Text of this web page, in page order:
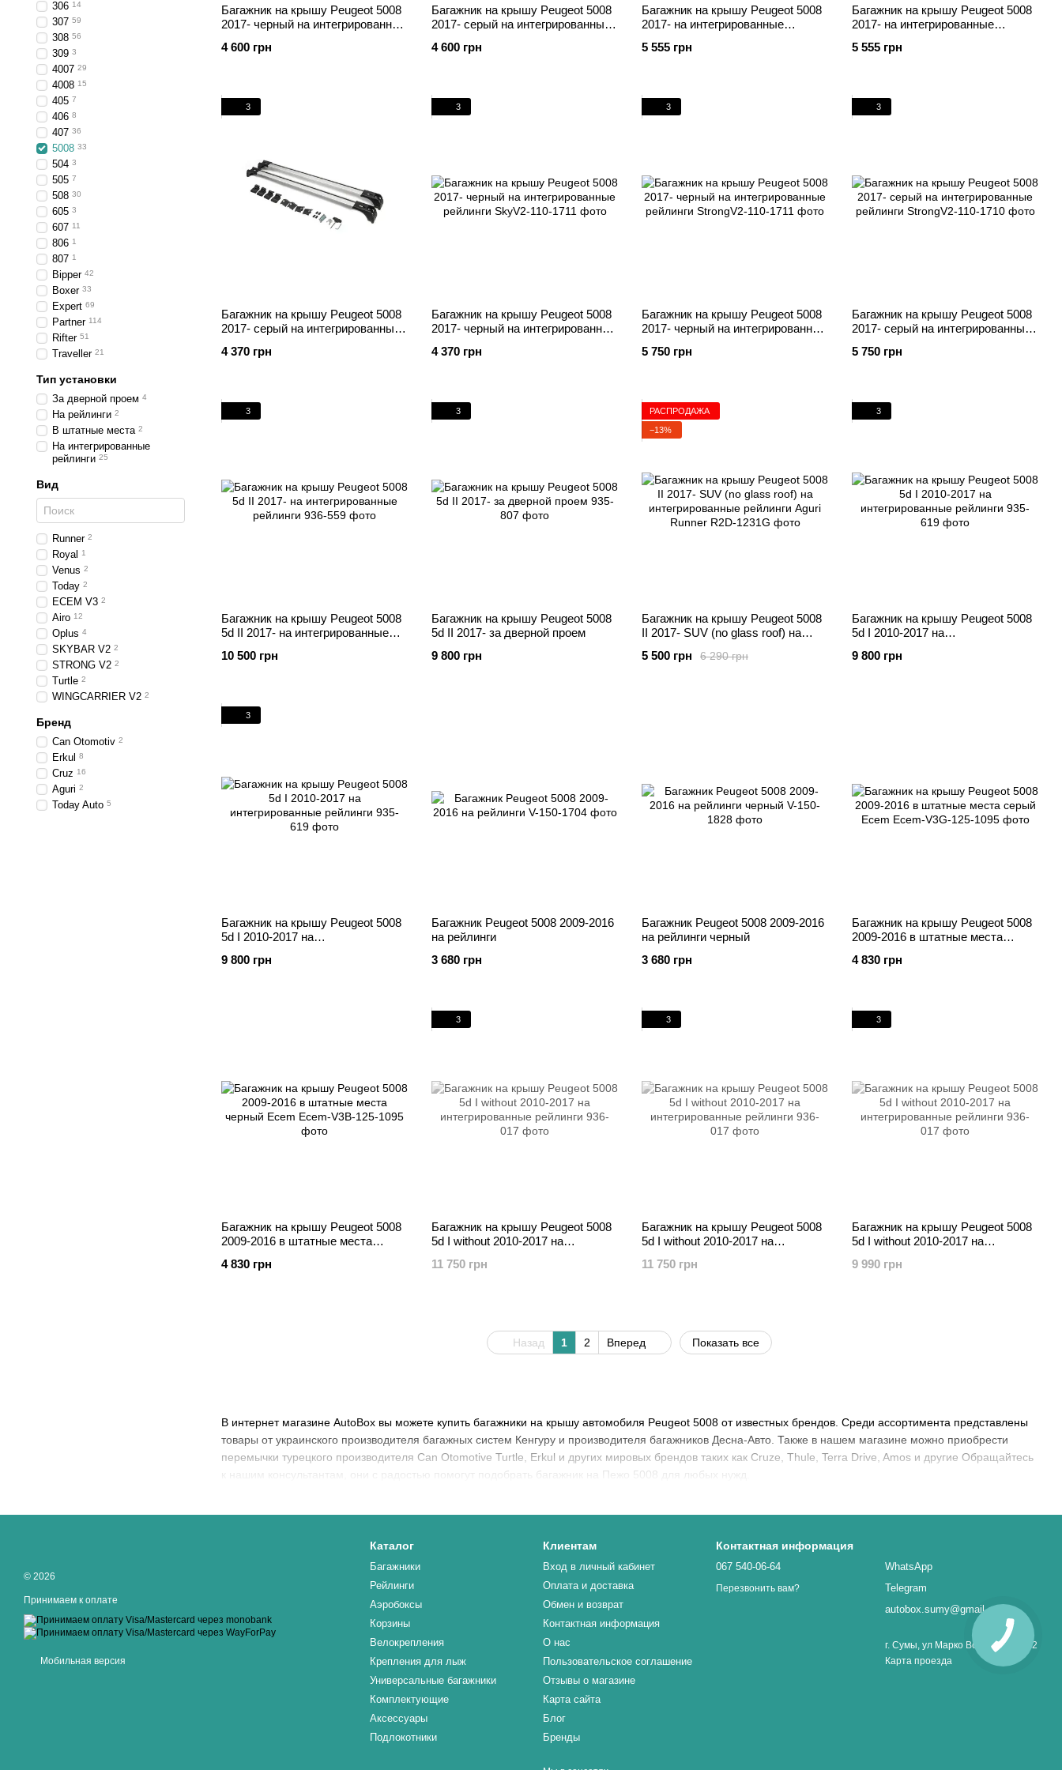
В интернет магазине AutoBox вы можете купить багажники на крышу автомобиля Peugeot 5008 от известных брендов. Среди ассортимента представлены
товары от украинского производителя багажных систем Кенгуру и производителя багажников Десна-Авто. Также в нашем магазине можно приобрести
перемычки турецкого производителя Can Otomotive Turtle, Erkul и других мировых брендов таких как Cruze, Thule, Terra Drive, Amos и другие Обращайтесь
к нашим консультантам, они с радостью помогут подобрать багажник на Пежо 5008 для любых нужд.
Багажник на крышу Peugeot 5008
2017- черный на интегрированные
4 600 грн
Багажник на крышу Peugeot 5008
2017- серый на интегрированные
4 600 грн
Багажник на крышу Peugeot 5008
2017- на интегрированные
5 555 грн
Багажник на крышу Peugeot 5008
2017- на интегрированные
5 555 грн
3
Багажник на крышу Peugeot 5008
2017- серый на интегрированные
4 370 грн
3
Багажник на крышу Peugeot 5008
2017- черный на интегрированные
4 370 грн
3
Багажник на крышу Peugeot 5008
2017- черный на интегрированные
5 750 грн
3
Багажник на крышу Peugeot 5008
2017- серый на интегрированные
5 750 грн
3
Багажник на крышу Peugeot 5008
5d II 2017- на интегрированные
10 500 грн
3
Багажник на крышу Peugeot 5008
5d II 2017- за дверной проем
9 800 грн
РАСПРОДАЖА
−13%
Багажник на крышу Peugeot 5008
II 2017- SUV (no glass roof) на
Runner
6 290 грн
5 500 грн
3
Багажник на крышу Peugeot 5008
5d I 2010-2017 на
9 800 грн
3
Багажник на крышу Peugeot 5008
5d I 2010-2017 на
9 800 грн
Багажник Peugeot 5008 2009-2016
на рейлинги
3 680 грн
Багажник Peugeot 5008 2009-2016
на рейлинги черный
3 680 грн
Багажник на крышу Peugeot 5008
2009-2016 в штатные места
4 830 грн
Багажник на крышу Peugeot 5008
2009-2016 в штатные места
4 830 грн
3
Багажник на крышу Peugeot 5008
5d I without 2010-2017 на
11 750 грн
3
Багажник на крышу Peugeot 5008
5d I without 2010-2017 на
11 750 грн
3
Багажник на крышу Peugeot 5008
5d I without 2010-2017 на
9 990 грн
Назад 1 2 Вперед Показать все
306 14
307 59
308 56
309 3
4007 29
4008 15
405 7
406 8
407 36
5008 33
504 3
505 7
508 30
605 3
607 11
806 1
807 1
Bipper 42
Boxer 33
Expert 69
Partner 114
Rifter 51
Traveller 21
Тип установки
За дверной проем 4
На рейлинги 2
В штатные места 2
На интегрированные
рейлинги 25
Вид
Runner 2
Royal 1
Venus 2
Today 2
ECEM V3 2
Airo 12
Oplus 4
SKYBAR V2 2
STRONG V2 2
Turtle 2
WINGCARRIER V2 2
Бренд
Can Otomotiv 2
Erkul 8
Cruz 16
Aguri 2
Today Auto 5
© 2026
Принимаем к оплате
Мобильная версия
Каталог
Багажники
Рейлинги
Аэробоксы
Корзины
Велокрепления
Крепления для лыж
Универсальные багажники
Комплектующие
Аксессуары
Подлокотники
Клиентам
Вход в личный кабинет
Оплата и доставка
Обмен и возврат
Контактная информация
О нас
Пользовательское соглашение
Отзывы о магазине
Карта сайта
Блог
Бренды
Контактная информация
067 540-06-64
Перезвонить вам?
WhatsApp
Telegram
autobox.sumy@gmail.com
г. Сумы, ул Марко Вовчок 1, оф. 32
Карта проезда